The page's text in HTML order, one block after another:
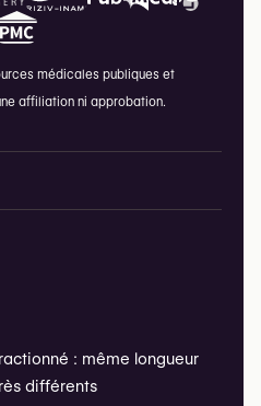
médicales publiques et
affiliation ni approbation.
: même longueur
différents